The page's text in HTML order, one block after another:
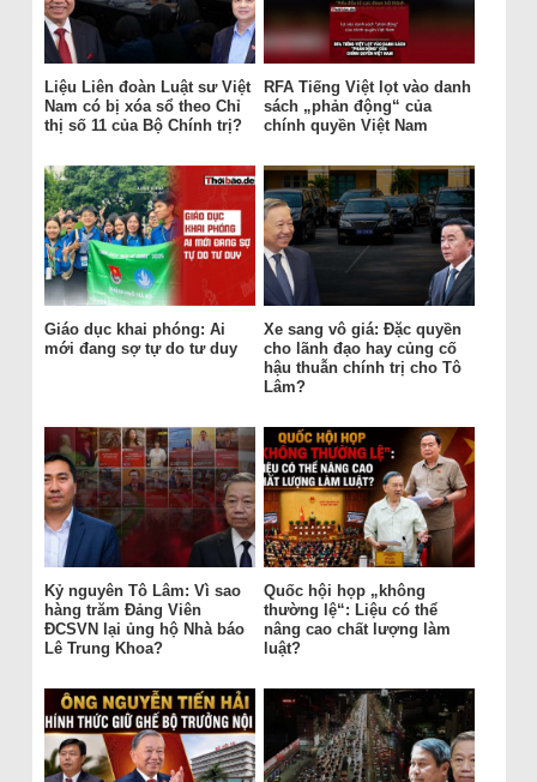
Liệu Liên đoàn Luật sư Việt
Nam có bị xóa sổ theo Chỉ
thị số 11 của Bộ Chính trị?
RFA Tiếng Việt lọt vào danh
sách „phản động“ của
chính quyền Việt Nam
Giáo dục khai phóng: Ai
mới đang sợ tự do tư duy
Xe sang vô giá: Đặc quyền
cho lãnh đạo hay củng cố
hậu thuẫn chính trị cho Tô
Lâm?
Kỷ nguyên Tô Lâm: Vì sao
hàng trăm Đảng Viên
ĐCSVN lại ủng hộ Nhà báo
Lê Trung Khoa?
Quốc hội họp „không
thường lệ“: Liệu có thể
nâng cao chất lượng làm
luật?